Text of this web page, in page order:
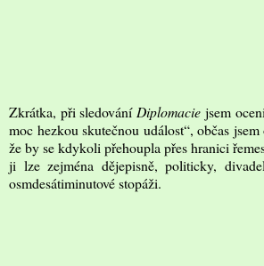
Zkrátka, při sledování Diplomacie jsem
moc hezkou skutečnou událost“, občas
že by se kdykoli přehoupla přes hranici
ji lze zejména dějepisně, politicky,
osmdesátiminutové stopáži.